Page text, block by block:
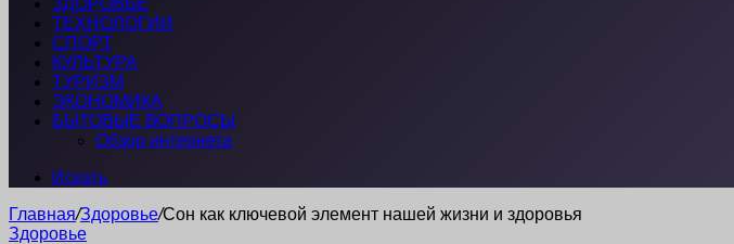
ЗДОРОВЬЕ
ТЕХНОЛОГИИ
СПОРТ
КУЛЬТУРА
ТУРИЗМ
ЭКОНОМИКА
БЫТОВЫЕ ВОПРОСЫ
Обзор интернета
Искать
Главная/Здоровье/Сон как ключевой элемент нашей жизни и здоровья
Здоровье